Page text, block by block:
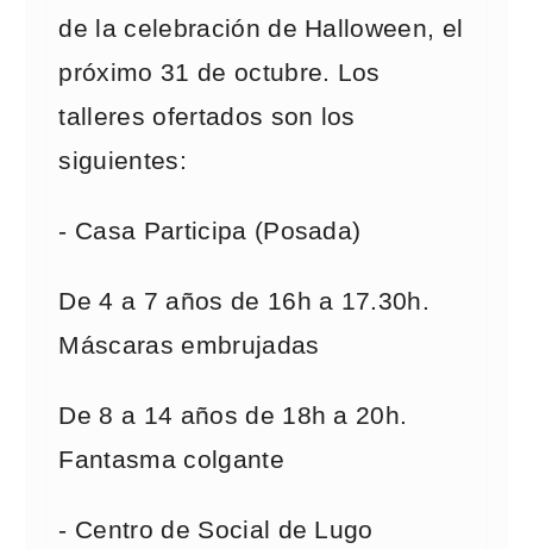
de la celebración de Halloween, el
próximo 31 de octubre. Los
talleres ofertados son los
siguientes:
- Casa Participa (Posada)
De 4 a 7 años de 16h a 17.30h.
Máscaras embrujadas
De 8 a 14 años de 18h a 20h.
Fantasma colgante
- Centro de Social de Lugo